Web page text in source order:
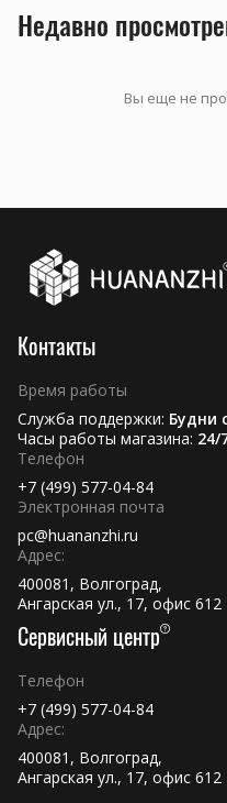
Недавно
Вы еще не
Контакты
Время работы
Служба поддержки: Будни
Часы работы магазина: 24/
Телефон
+7 (499) 577-04-84
Электронная почта
pc@huananzhi.ru
Адрес:
400081, Волгоград,
Ангарская ул., 17, офис 612
Сервисный центр
Телефон
+7 (499) 577-04-84
Адрес:
400081, Волгоград,
Ангарская ул., 17, офис 612